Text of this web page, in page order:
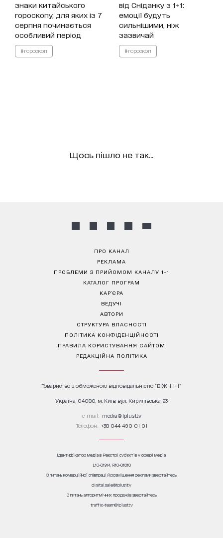
знаки китайського
гороскопу, для яких із 7
серпня починається
особливий період
#гороскоп
від Сніданку з 1+1:
емоції будуть
сильнішими, ніж
зазвичай
#гороскоп
Щось пішло не так...
ПРО КАНАЛ
РЕКЛАМА
ПРОБЛЕМИ З ПРИЙОМОМ КАНАЛУ 1+1
КАТАЛОГ ПРОГРАМ
КАР’ЄРА
ВЕДУЧІ
АВТОРИ
СТРУКТУРА ВЛАСНОСТІ
ПОЛІТИКА КОНФІДЕНЦІЙНОСТІ
ПРАВИЛА КОРИСТУВАННЯ САЙТОМ
РЕДАКЦІЙНА ПОЛІТИКА
Товариство з обмеженою відповідальністю "ВІЖН 1+1"
Україна, 04080, м. Київ, вул. Кирилівська, 23
е-mail: media@1plus1.tv
Телефон: +38 044 490 01 01
Ідентифікатор медіа в Реєстрі суб’єктів у сфері медіа:
L10-01914, R10-01810
З питань комерційної співпраці й розміщення реклами звертайтесь
digital.sale@1plus1.tv
З питань алгоритмічних продажів звертайтесь
traffic-team@1plus1.tv